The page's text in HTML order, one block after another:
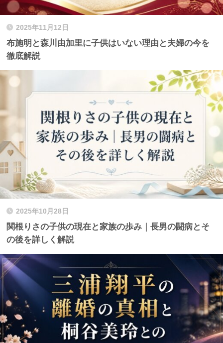
2025年11月12日
布施明と森川由加里に子供はいない理由と夫婦の今を
徹底解説
2025年10月28日
関根りさの子供の現在と家族の歩み｜長男の闘病とそ
の後を詳しく解説